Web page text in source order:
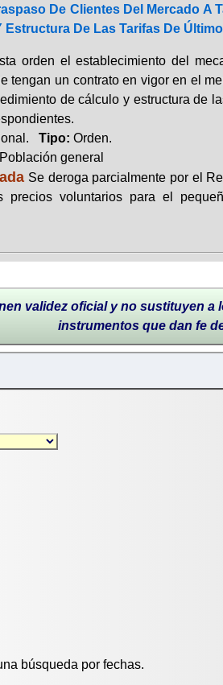
De Clientes Del Mercado
De Las Tarifas De
orden el establecimiento del
tengan un contrato en vigor en el
de cálculo y estructura de
Tipo: Orden.
Población general
Se deroga parcialmente por el
precios voluntarios para el
validez oficial y no sustituyen
instrumentos que dan fe
búsqueda por fechas.